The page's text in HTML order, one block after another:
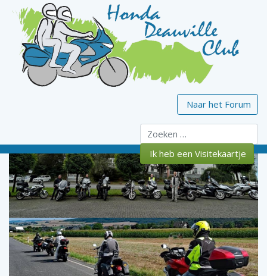
Naar het Forum
Zoeken
Ik heb een Visitekaartje